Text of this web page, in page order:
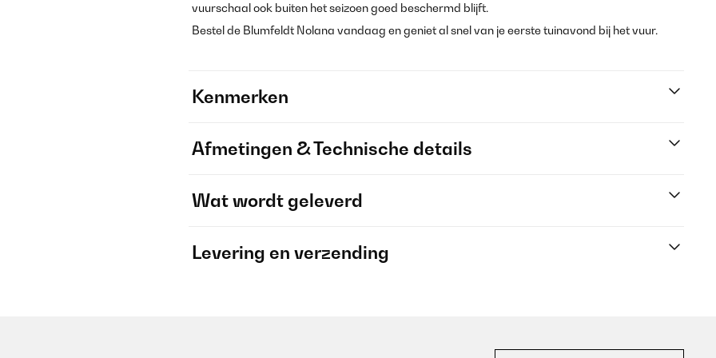
vuurschaal ook buiten het seizoen goed beschermd blijft.
Bestel de Blumfeldt Nolana vandaag en geniet al snel van je eerste tuinavond bij het vuur.
Kenmerken
Afmetingen & Technische details
Wat wordt geleverd
Levering en verzending